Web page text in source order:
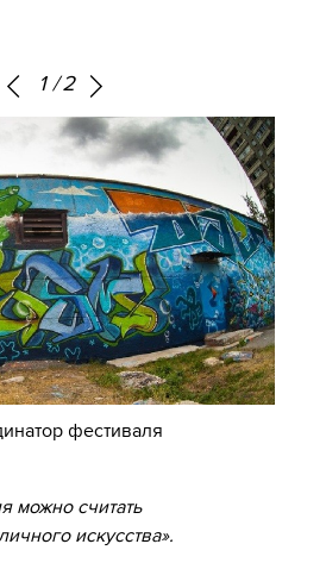
1/2
фестиваля
можно считать
искусства».